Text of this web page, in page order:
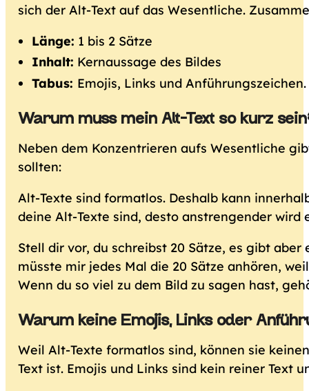
sich der Alt-Text auf das Wesentliche.
Länge: 1 bis 2 Sätze
Inhalt: Kernaussage des Bildes
Tabus: Emojis, Links und Anführungszeichen.
Warum muss mein Alt-Text so kurz
Neben dem Konzentrieren aufs Wesentliche
sollten:
Alt-Texte sind formatlos. Deshalb kann
deine Alt-Texte sind, desto anstrengender wird
Stell dir vor, du schreibst 20 Sätze, es gibt
müsste mir jedes Mal die 20 Sätze anhören,
Wenn du so viel zu dem Bild zu sagen hast,
Warum keine Emojis, Links oder
Weil Alt-Texte formatlos sind, können sie
Text ist. Emojis und Links sind kein reiner Text